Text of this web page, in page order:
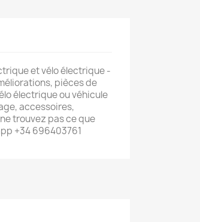
et vélo électrique -
pièces de
électrique ou véhicule
accessoires,
trouvez pas ce que
+34 696403761